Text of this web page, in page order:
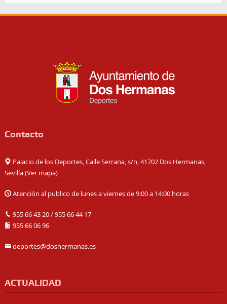
Contacto
Palacio de los Deportes, Calle Serrana, s/n, 41702 Dos Hermanas,
Sevilla (Ver mapa)
Atención al publico de lunes a viernes de 9:00 a 14:00 horas
955 66 43 20/955 66 44 17
955 66 06 96
deportes@doshermanas.es
ACTUALIDAD